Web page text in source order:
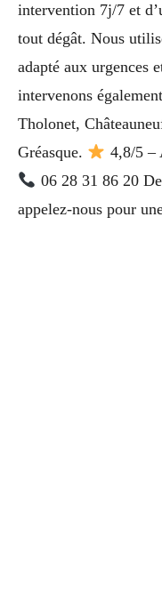
intervention 7j/7 et
tout dégât. Nous
adapté aux urgences
intervenons
Tholonet,
Gréasque.
4,8/5 –
06 28 31 86 20
appelez-nous pour